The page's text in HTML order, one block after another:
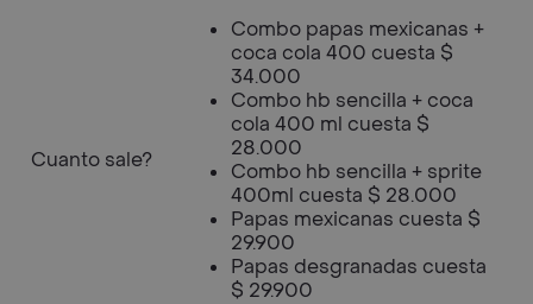
Cuanto sale?
Combo papas mexicanas +
coca cola 400 cuesta $
34.000
Combo hb sencilla + coca
cola 400 ml cuesta $
28.000
Combo hb sencilla + sprite
400ml cuesta $ 28.000
Papas mexicanas cuesta $
29.900
Papas desgranadas cuesta
$ 29.900